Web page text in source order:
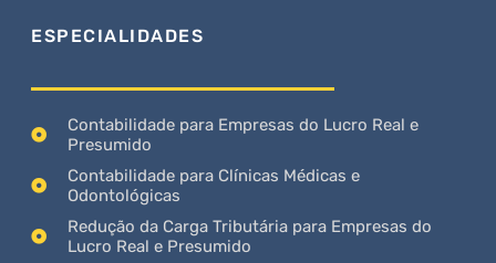
ESPECIALIDADES
Contabilidade para Empresas do Lucro Real e
Presumido
Contabilidade para Clínicas Médicas e
Odontológicas
Redução da Carga Tributária para Empresas do
Lucro Real e Presumido